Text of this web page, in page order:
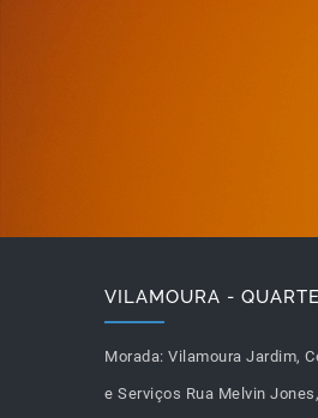
VILAMOURA -
Morada: Vilamoura Jardim,
e Serviços Rua Melvin